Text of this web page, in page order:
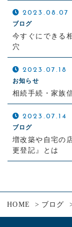
2023.08.07
ブログ
今すぐにできる
穴
2023.07.18
お知らせ
相続手続・家族
2023.07.14
ブログ
増改築や自宅の
更登記』とは
HOME ブログ